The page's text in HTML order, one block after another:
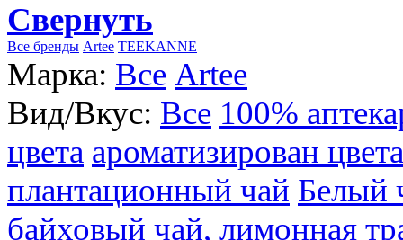
Свернуть
Все бренды Artee TEEKANNE
Марка: Все Artee
Вид/Вкус: Все 100%
цвета ароматизирован
плантационный чай Белый
байховый чай, лимонная